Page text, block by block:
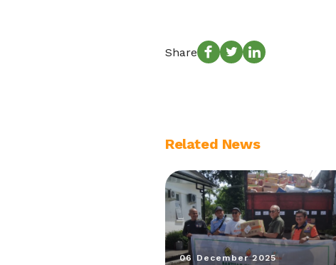
Share
Related News
06 December 2025